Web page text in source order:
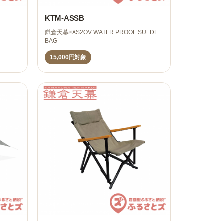
KTM-ASSB
鎌倉天幕×AS2OV WATER PROOF SUEDE
BAG
15,000円対象